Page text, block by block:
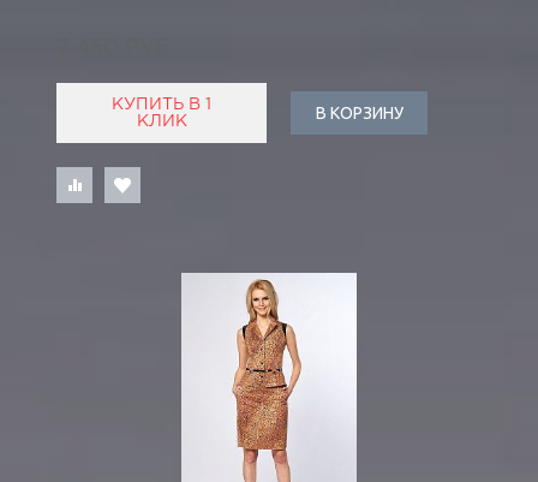
КУПИТЬ В 1
КЛИК
В КОРЗИНУ